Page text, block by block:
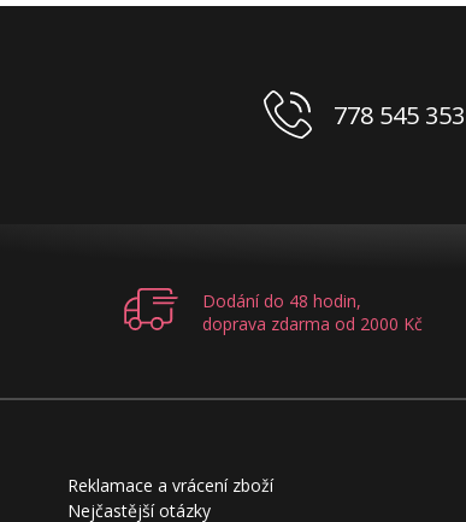
778 545 353
Dodání do 48 hodin,
doprava zdarma od 2000 Kč
Reklamace a vrácení zboží
Nejčastější otázky